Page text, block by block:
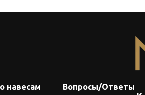
навесам Вопросы/Ответы